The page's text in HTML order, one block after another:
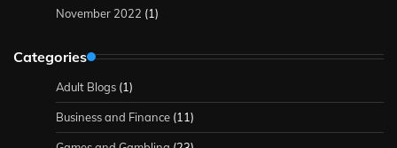
November 2022 (1)
Categories
Adult Blogs (1)
Business and Finance (11)